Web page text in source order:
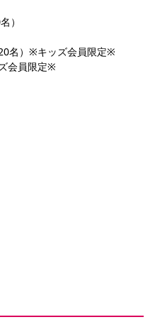
）
名）※キッズ会員限定※
会員限定※